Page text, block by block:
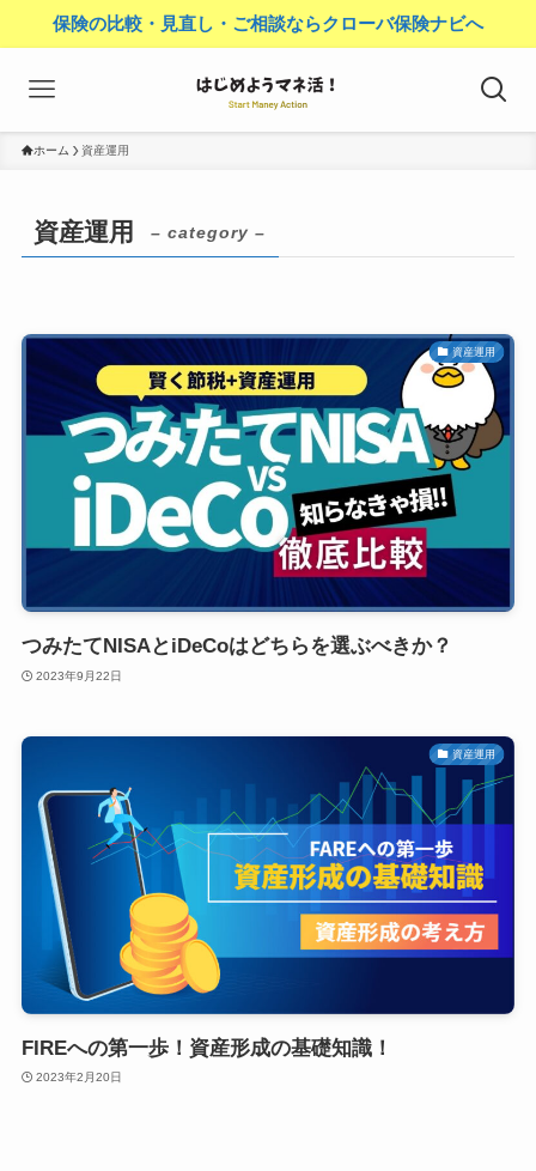
保険の比較・見直し・ご相談ならクローバ保険ナビへ
ホーム 資産運用
資産運用 – category –
資産運用
つみたてNISAとiDeCoはどちらを選ぶべきか？
2023年9月22日
資産運用
FIREへの第一歩！資産形成の基礎知識！
2023年2月20日